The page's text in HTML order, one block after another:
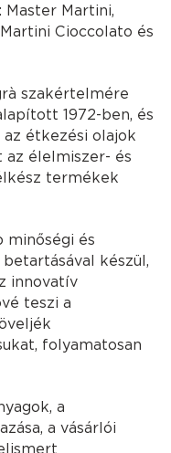
Martini,
Cioccolato és
szakértelmére
1972-ben, és
étkezési olajok
az élelmiszer- és
termékek
minőségi és
készül,
innovatív
teszi a
folyamatosan
a
a vásárlói